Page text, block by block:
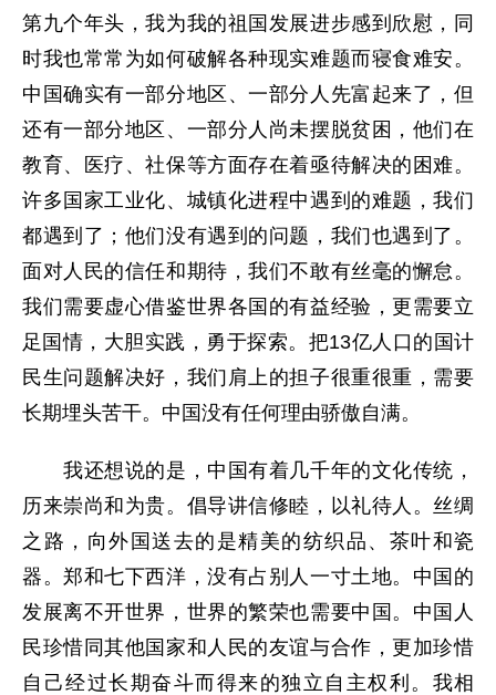
第九个年头，我为我的祖国发展进步感到欣慰，同
时我也常常为如何破解各种现实难题而寝食难安。
中国确实有一部分地区、一部分人先富起来了，但
还有一部分地区、一部分人尚未摆脱贫困，他们在
教育、医疗、社保等方面存在着亟待解决的困难。
许多国家工业化、城镇化进程中遇到的难题，我们
都遇到了；他们没有遇到的问题，我们也遇到了。
面对人民的信任和期待，我们不敢有丝毫的懈怠。
我们需要虚心借鉴世界各国的有益经验，更需要立
足国情，大胆实践，勇于探索。把13亿人口的国计
民生问题解决好，我们肩上的担子很重很重，需要
长期埋头苦干。中国没有任何理由骄傲自满。
我还想说的是，中国有着几千年的文化传统，
历来崇尚和为贵。倡导讲信修睦，以礼待人。丝绸
之路，向外国送去的是精美的纺织品、茶叶和瓷
器。郑和七下西洋，没有占别人一寸土地。中国的
发展离不开世界，世界的繁荣也需要中国。中国人
民珍惜同其他国家和人民的友谊与合作，更加珍惜
自己经过长期奋斗而得来的独立自主权利。我相